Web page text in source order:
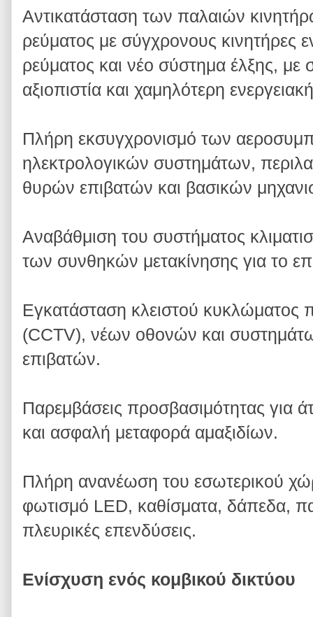
Αντικατάσταση των παλαιών
ρεύματος με σύγχρονους κινητήρες
ρεύματος και νέο σύστημα έλξης, με
αξιοπιστία και χαμηλότερη
Πλήρη εκσυγχρονισμό των
ηλεκτρολογικών συστημάτων,
θυρών επιβατών και βασικών
Αναβάθμιση του συστήματος
των συνθηκών μετακίνησης για το
Εγκατάσταση κλειστού κυκλώματος
(CCTV), νέων οθονών και
επιβατών.
Παρεμβάσεις προσβασιμότητας για
και ασφαλή μεταφορά αμαξιδίων.
Πλήρη ανανέωση του εσωτερικού
φωτισμό LED, καθίσματα, δάπεδα,
πλευρικές επενδύσεις.
Ενίσχυση ενός κομβικού δικτύου